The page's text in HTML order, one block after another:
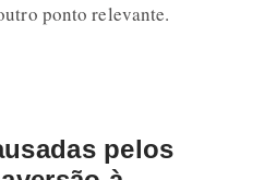
ponto relevante.
pelos